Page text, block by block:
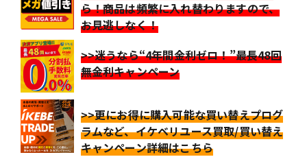
ら！商品は頻繁に入れ替わりますので、
お見逃しなく！
>>迷うなら“4年間金利ゼロ！”最長48回
無金利キャンペーン
>>更にお得に購入可能な買い替えプログ
ラムなど、イケベリユース買取/買い替え
キャンペーン詳細はこちら